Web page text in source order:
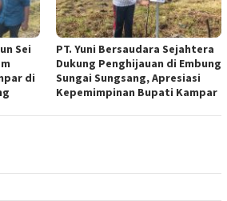
Sei
di
PT. Yuni Bersaudara Sejahtera
Dukung Penghijauan di Embung
Sungai Sungsang, Apresiasi
Kepemimpinan Bupati Kampar ‎